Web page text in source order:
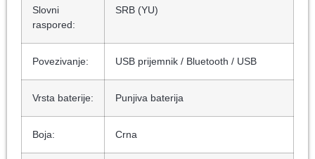
Slovni
raspored:
SRB (YU)
Povezivanje: USB prijemnik / Bluetooth / USB
Vrsta baterije: Punjiva baterija
Boja: Crna